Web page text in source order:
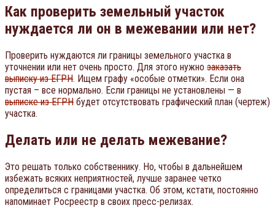
Как проверить земельный участок
нуждается ли он в межевании или нет?
Проверить нуждаются ли границы земельного участка в
уточнении или нет очень просто. Для этого нужно заказать
выписку из ЕГРН. Ищем графу «особые отметки». Если она
пустая – все нормально. Если границы не установлены — в
выписке из ЕГРН будет отсутствовать графический план (чертеж)
участка.
Делать или не делать межевание?
Это решать только собственнику. Но, чтобы в дальнейшем
избежать всяких неприятностей, лучше заранее четко
определиться с границами участка. Об этом, кстати, постоянно
напоминает Росреестр в своих пресс-релизах.